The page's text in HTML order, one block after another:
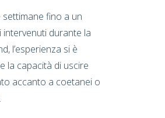
settimane fino a un
durante la
l’esperienza si è
la capacità di uscire
accanto a coetanei o